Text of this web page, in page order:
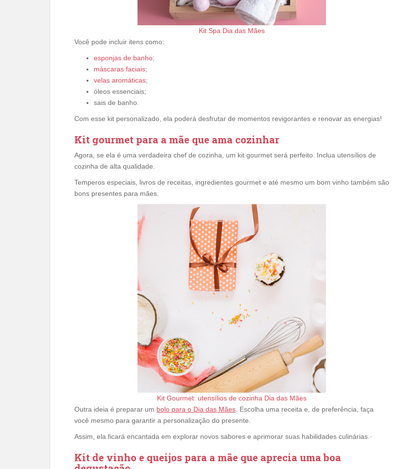
Kit Spa Dia das Mães
Você pode incluir itens como:
esponjas de banho;
máscaras faciais;
velas aromáticas;
óleos essenciais;
sais de banho.
Com esse kit personalizado, ela poderá desfrutar de momentos revigorantes e renovar as energias!
Kit gourmet para a mãe que ama cozinhar
Agora, se ela é uma verdadeira chef de cozinha, um kit gourmet será perfeito. Inclua utensílios de
cozinha de alta qualidade.
Temperos especiais, livros de receitas, ingredientes gourmet e até mesmo um bom vinho também são
bons presentes para mães.
Kit Gourmet: utensílios de cozinha Dia das Mães
Outra ideia é preparar um bolo para o Dia das Mães. Escolha uma receita e, de preferência, faça
você mesmo para garantir a personalização do presente.
Assim, ela ficará encantada em explorar novos sabores e aprimorar suas habilidades culinárias.·
Kit de vinho e queijos para a mãe que aprecia uma boa